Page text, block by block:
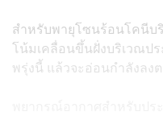
สำหรับพายุโซนร้อนโคนีบ
โน้มเคลื่อนขึ้นฝั่งบริเวณป
พรุ่งนี้ แล้วจะอ่อนกำลังลง